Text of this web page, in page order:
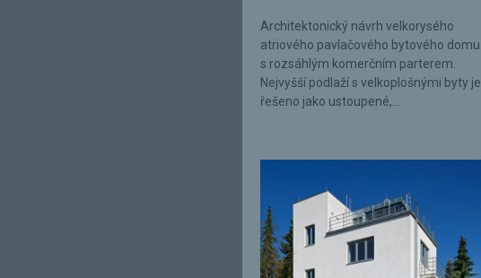
Architektonický návrh velkorysého
atriového pavlačového bytového domu
s rozsáhlým komerčním parterem.
Nejvyšší podlaží s velkoplošnými byty je
řešeno jako ustoupené,...